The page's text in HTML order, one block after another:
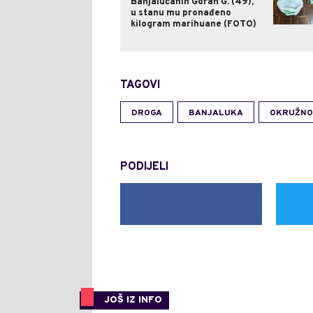
Banjalučanin Goran G. (49),
u stanu mu pronađeno
kilogram marihuane (FOTO)
TAGOVI
DROGA BANJALUKA
PODIJELI
JOŠ IZ INFO